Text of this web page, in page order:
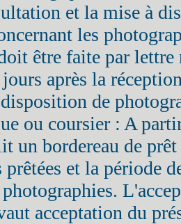
et la mise à
les
être faite par lettre
après la
de
ou coursier : A
un bordereau de
et la période
acceptation du